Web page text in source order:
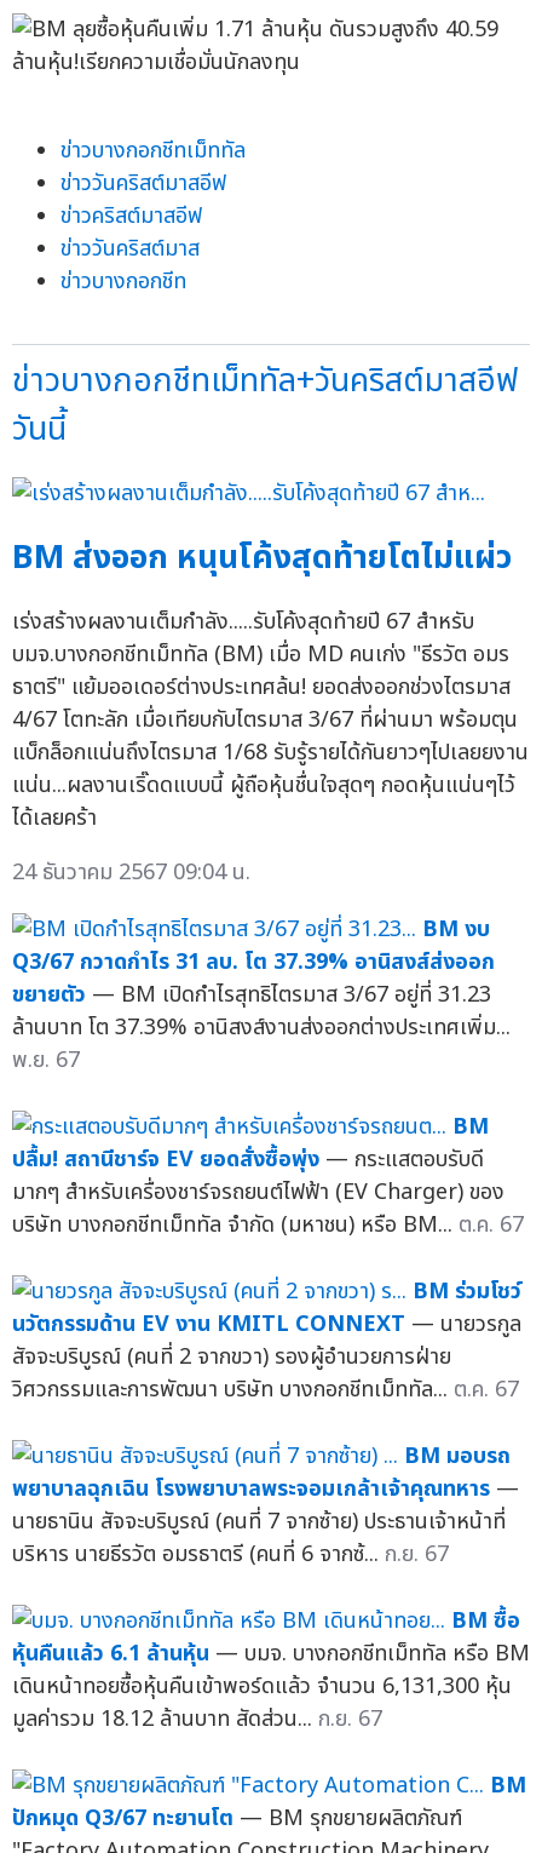
ข่าวบางกอกชีทเม็ททัล
ข่าววันคริสต์มาสอีฟ
ข่าวคริสต์มาสอีฟ
ข่าววันคริสต์มาส
ข่าวบางกอกชีท
ข่าวบางกอกชีทเม็ททัล+วันคริสต์มาสอีฟ
วันนี้
BM ส่งออก หนุนโค้งสุดท้ายโตไม่แผ่ว
เร่งสร้างผลงานเต็มกำลัง.....รับโค้งสุดท้ายปี 67 สำหรับ
บมจ.บางกอกชีทเม็ททัล (BM) เมื่อ MD คนเก่ง "ธีรวัต อมร
ธาตรี" แย้มออเดอร์ต่างประเทศล้น! ยอดส่งออกช่วงไตรมาส
4/67 โตทะลัก เมื่อเทียบกับไตรมาส 3/67 ที่ผ่านมา พร้อมตุน
แบ็กล็อกแน่นถึงไตรมาส 1/68 รับรู้รายได้กันยาวๆไปเลยยงาน
แน่น...ผลงานเริ๊ดดแบบนี้ ผู้ถือหุ้นชื่นใจสุดๆ กอดหุ้นแน่นๆไว้
ได้เลยคร้า
24 ธันวาคม 2567 09:04 น.
BM งบ
Q3/67 กวาดกำไร 31 ลบ. โต 37.39% อานิสงส์ส่งออก
ขยายตัว — BM เปิดกำไรสุทธิไตรมาส 3/67 อยู่ที่ 31.23
ล้านบาท โต 37.39% อานิสงส์งานส่งออกต่างประเทศเพิ่ม...
พ.ย. 67
BM
ปลื้ม! สถานีชาร์จ EV ยอดสั่งซื้อพุ่ง — กระแสตอบรับดี
มากๆ สำหรับเครื่องชาร์จรถยนต์ไฟฟ้า (EV Charger) ของ
บริษัท บางกอกชีทเม็ททัล จำกัด (มหาชน) หรือ BM... ต.ค. 67
BM ร่วมโชว์
นวัตกรรมด้าน EV งาน KMITL CONNEXT — นายวรกูล
สัจจะบริบูรณ์ (คนที่ 2 จากขวา) รองผู้อำนวยการฝ่าย
วิศวกรรมและการพัฒนา บริษัท บางกอกชีทเม็ททัล... ต.ค. 67
BM มอบรถ
พยาบาลฉุกเฉิน โรงพยาบาลพระจอมเกล้าเจ้าคุณทหาร —
นายธานิน สัจจะบริบูรณ์ (คนที่ 7 จากซ้าย) ประธานเจ้าหน้าที่
บริหาร นายธีรวัต อมรธาตรี (คนที่ 6 จากซ้... ก.ย. 67
BM ซื้อ
หุ้นคืนแล้ว 6.1 ล้านหุ้น — บมจ. บางกอกชีทเม็ททัล หรือ BM
เดินหน้าทอยซื้อหุ้นคืนเข้าพอร์ดแล้ว จำนวน 6,131,300 หุ้น
มูลค่ารวม 18.12 ล้านบาท สัดส่วน... ก.ย. 67
BM
ปักหมุด Q3/67 ทะยานโต — BM รุกขยายผลิตภัณฑ์